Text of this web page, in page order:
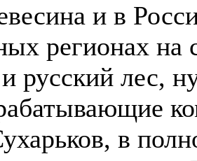
и в
регионах
русский лес,
в